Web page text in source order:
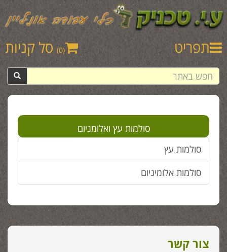
תפריט (0) סל קניות
סולמות עץ ואלומניום
סולמות עץ
סולמות אלומיניום
צור קשר